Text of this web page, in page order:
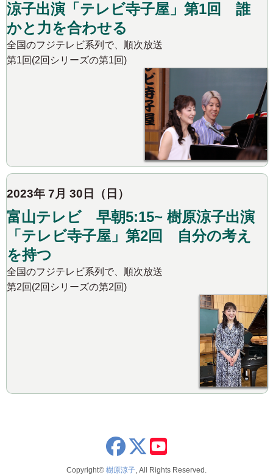
涼子出演「テレビ寺子屋」第1回 誰
かと力を合わせる
全国のフジテレビ系列で、順次放送
第1回(2回シリーズの第1回)
2023年 7月 30日（日）
富山テレビ 早朝5:15~ 樹原涼子出演
「テレビ寺子屋」第2回 自分の考え
を持つ
全国のフジテレビ系列で、順次放送
第2回(2回シリーズの第2回)
x
Copyright© 樹原涼子, All Rights Reserved.